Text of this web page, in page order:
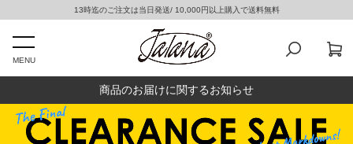
13時迄のご注文は当日発送/ 10,000円以上購入で送料無料
MENU
商品のお届けに関するお知らせ